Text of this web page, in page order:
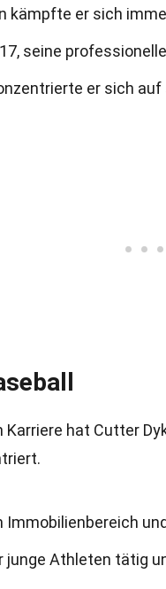
kämpfte er sich
seine
er sich auf
Karriere hat Cutter
Athleten tätig